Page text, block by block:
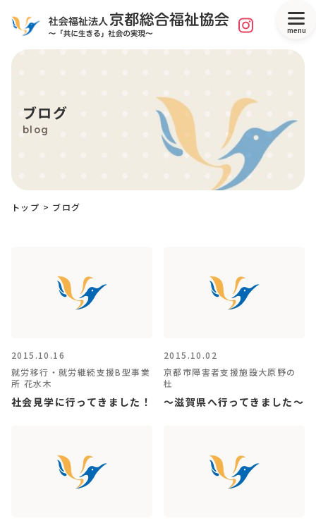
menu
ブログ
blog
トップ > ブログ
2015.10.16
就労移行・就労継続支援B型事業
所 花水木
社会見学に行ってきました！
2015.10.02
京都市障害者支援施設大原野の
杜
～滋賀県へ行ってきました～